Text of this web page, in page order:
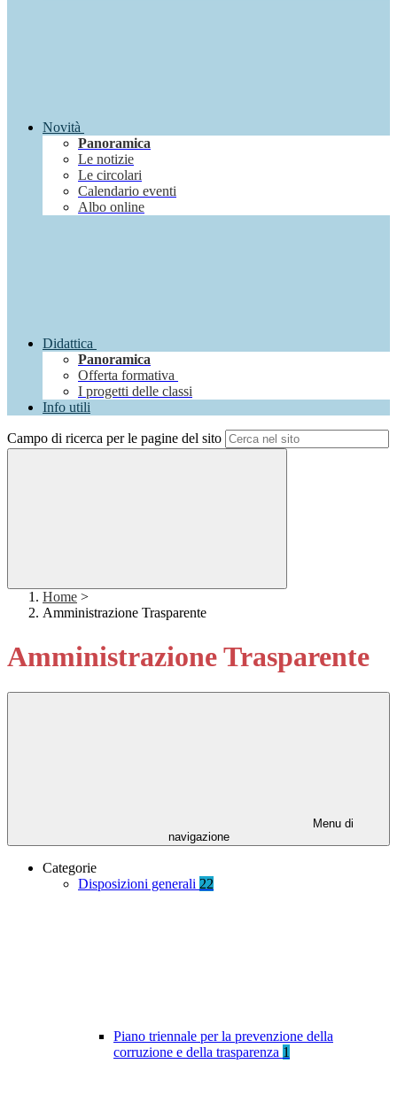
Novità
Panoramica
Le notizie
Le circolari
Calendario eventi
Albo online
Didattica
Panoramica
Offerta formativa
I progetti delle classi
Info utili
Campo di ricerca per le pagine del sito
Home >
Amministrazione Trasparente
Amministrazione Trasparente
Menu di
navigazione
Categorie
Disposizioni generali 22
Piano triennale per la prevenzione della
corruzione e della trasparenza 1